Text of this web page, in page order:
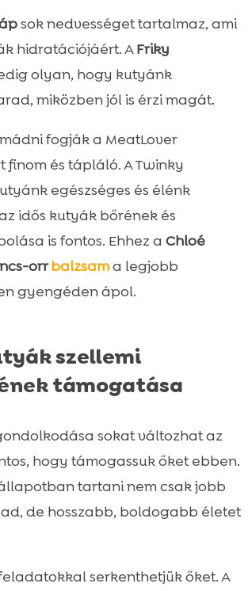
sok nedvességet tartalmaz, ami
hidratációjáért. AFriky
olyan, hogy kutyánk
miközben jól is érzi magát.
fogják a MeatLover
finom és tápláló. A Twinky
egészséges és élénk
idős kutyák bőrének és
is fontos. Ehhez a Chloé
orrbalzsama legjobb
gyengéden ápol.
szellemi
támogatása
sokat változhat az
hogy támogassuk őket ebben.
tartani nem csak jobb
de hosszabb, boldogabb életet
serkenthetjük őket. A